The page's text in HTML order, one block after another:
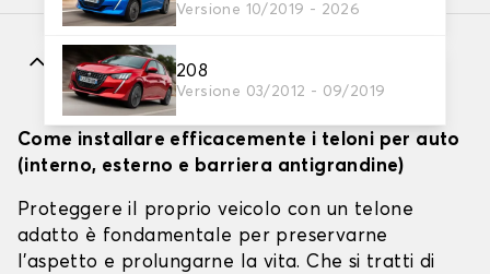
Versione 10/2019 - 2026
208
Versione 03/2012 - 09/2019
Caratteristiche
Come installare efficacemente i teloni per auto
(interno, esterno e barriera antigrandine)
Proteggere il proprio veicolo con un telone
adatto è fondamentale per preservarne
l'aspetto e prolungarne la vita. Che si tratti di